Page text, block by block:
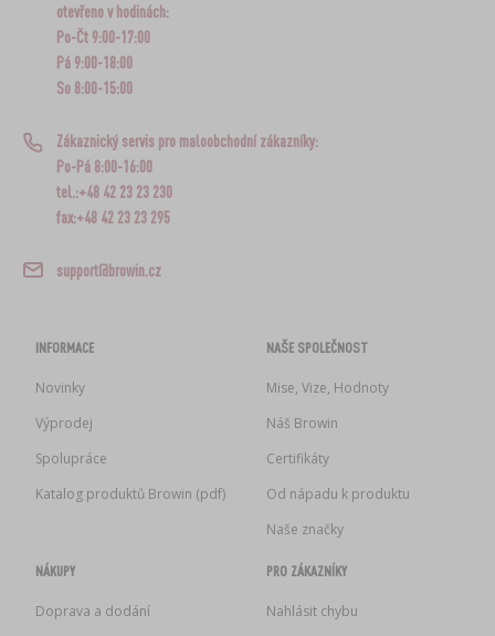
otevřeno v hodinách:
Po-Čt 9:00-17:00
Pá 9:00-18:00
So 8:00-15:00
Zákaznický servis pro maloobchodní zákazníky:
Po-Pá 8:00-16:00
tel.:+48 42 23 23 230
fax:+48 42 23 23 295
support@browin.cz
INFORMACE
Novinky
Výprodej
Spolupráce
Katalog produktů Browin (pdf)
NAŠE SPOLEČNOST
Mise, Vize, Hodnoty
Náš Browin
Certifikáty
Od nápadu k produktu
Naše značky
NÁKUPY
Doprava a dodání
PRO ZÁKAZNÍKY
Nahlásit chybu